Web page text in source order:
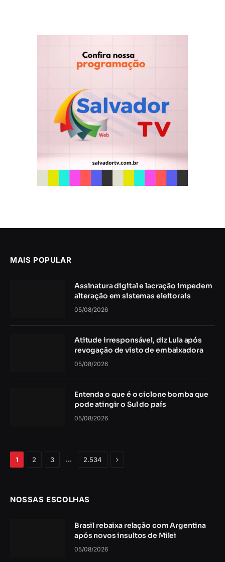
MAIS POPULAR
Assinatura digital e lacração impedem
alteração em sistemas eleitorais
05/08/2026
Atitude irresponsável, diz Lula após
revogação de visto de embaixadora
05/08/2026
Entenda o que é o ciclone bomba que
pode atingir o Sul do país
05/08/2026
1 2 3 … 2.534 Próximo
NOSSAS ESCOLHAS
Brasil rebaixa relação com Argentina
após novos insultos de Milei
05/08/2026